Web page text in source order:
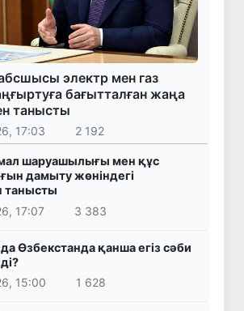
электр мен газ
бағытталған жаңа
танысты
17:03 2 192
шаруашылығы мен құс
дамыту жөніндегі
танысты
17:07
3 383
Өзбекстанда қанша егіз сәби
15:00
1 628